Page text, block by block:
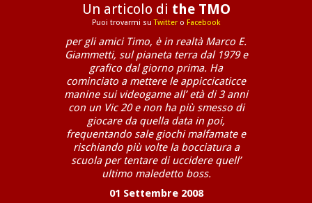
Un articolo di the TMO
Puoi trovarmi suTwittero Facebook
per gli amici Timo, è in realtà Marco E.
Giammetti, sul pianeta terra dal 1979 e
grafico dal giorno prima. Ha
cominciato a mettere le appiccicaticce
manine sui videogame all’ età di 3 anni
con un Vic 20 e non ha più smesso di
giocare da quella data in poi,
frequentando sale giochi malfamate e
rischiando più volte la bocciatura a
scuola per tentare di uccidere quell’
ultimo maledetto boss.
01 Settembre 2008